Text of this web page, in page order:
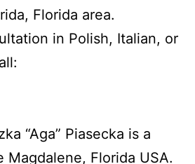
Florida area.
in Polish, Italian, or
“Aga” Piasecka is a
Magdalene, Florida USA.